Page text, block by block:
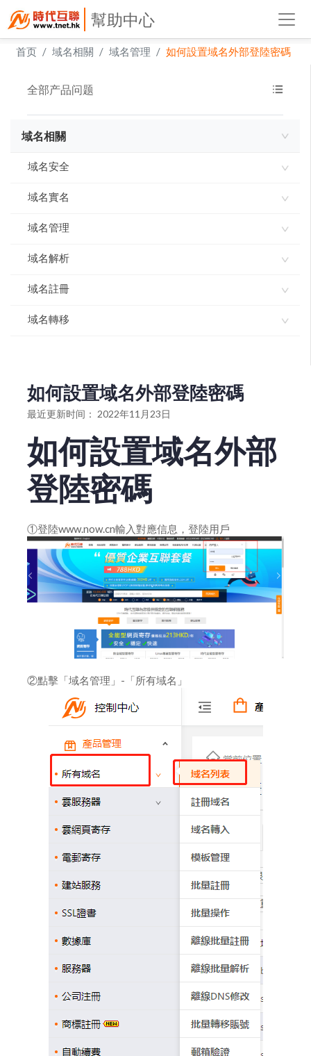
幫助中心
首页 域名相關 域名管理 如何設置域名外部登陸密碼
全部产品问题
域名相關
域名安全
域名使用承諾書
域名指紋
域名實名
如何進行域名實名認證
實名製審核常見問題及解答
域名管理
網域到期刪除規則
域名到期刪除規則
域名如何使用dnssec
如何批量離線註冊域名
進入域名管理並查看域名信息
打印域名證書
設置域名自動續費
gov.cn註銷操作流程
域名批量續期
域名續期
如何設置域名外部登陸密碼
域名過戶
如何修改域名服務器地址
創建模板和模板實名認證
域名解析
ddns-go內網穿透 實現動態IP
域名獨立解析API-介面文檔
域名如何解析指向郵局
雲解析域名如何做cname解析指向
雲解析域名如何做IP指向解析
域名註冊
域名模闆服務協議
域名轉移
國際英文域名轉入流程
如何進行域名轉出（獲取域名轉移密碼）
如何辦理國家頂級域名轉移註冊服務商
如何辦理國際域名轉移註冊商
国际英文域名转入流程
如何設置域名外部登陸密碼
最近更新时间： 2022年11月23日
如何設置域名外部
登陸密碼
①登陸www.now.cn輸入對應信息，登陸用戶
②點擊「域名管理」-「所有域名」